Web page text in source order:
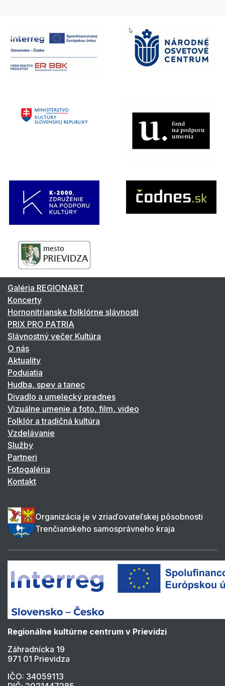
Galéria REGIONART
Koncerty
Hornonitrianske folklórne slávnosti
PRIX PRO PATRIA
Slávnostný večer Kultúra
O nás
Aktuality
Podujatia
Hudba, spev a tanec
Divadlo a umelecký prednes
Vizuálne umenie a foto, film, video
Folklór a tradičná kultúra
Vzdelávanie
Služby
Partneri
Fotogaléria
Kontakt
Organizácia je v zriaďovateľskej pôsobnosti
Trenčianskeho samosprávneho kraja
Regionálne kultúrne centrum v Prievidzi
Záhradnícka 19
971 01 Prievidza
IČO: 34059113